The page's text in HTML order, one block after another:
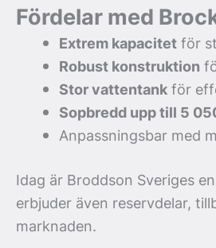
Fördelar med
Extrem kapacitetför
Robust konstruktion
Stor vattentankför
Sopbredd upp till 5
Anpassningsbar med
Idag är Broddson Sveriges
erbjuder även reservdelar,
marknaden.